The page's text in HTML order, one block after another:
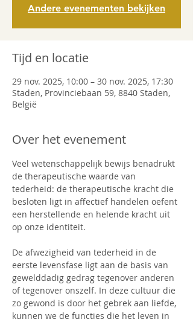
Andere evenementen bekijken
Tijd en locatie
29 nov. 2025, 10:00 – 30 nov. 2025, 17:30
Staden, Provinciebaan 59, 8840 Staden,
België
Over het evenement
Veel wetenschappelijk bewijs benadrukt
de therapeutische waarde van
tederheid: de therapeutische kracht die
besloten ligt in affectief handelen oefent
een herstellende en helende kracht uit
op onze identiteit.
De afwezigheid van tederheid in de
eerste levensfase ligt aan de basis van
gewelddadig gedrag tegenover anderen
of tegenover onszelf. In deze cultuur die
zo gewond is door het gebrek aan liefde,
kunnen we de functies die het leven in